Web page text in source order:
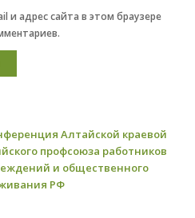
и адрес сайта в этом браузере
Алтайской краевой
профсоюза работников
и общественного
РФ